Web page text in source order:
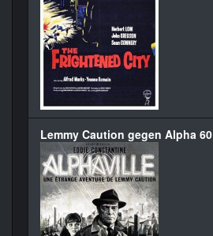
Lemmy Caution gegen Alpha 60